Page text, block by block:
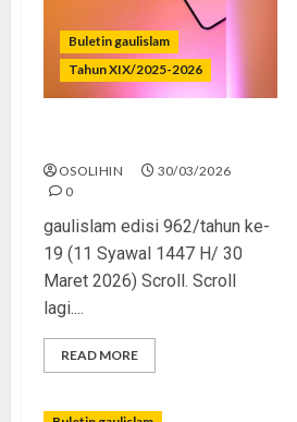
Buletin gaulislam
Tahun XIX/2025-2026
OSOLIHIN
30/03/2026
0
gaulislam edisi 962/tahun ke-
19 (11 Syawal 1447 H/ 30
Maret 2026) Scroll. Scroll
lagi....
READ MORE